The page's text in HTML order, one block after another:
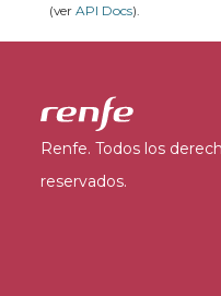
(ver API Docs).
Renfe. Todos los
reservados.